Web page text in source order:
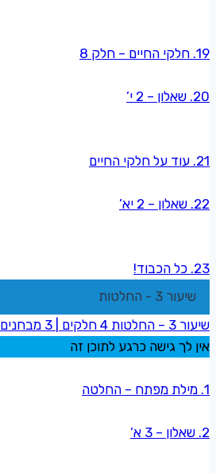
19. חלקי החיים – חלק 8
20. שאלון – 2 י’
21. עוד על חלקי החיים
22. שאלון – 2 יא’
23. כל הכבוד!
שיעור 3 - החלטות
שיעור 3 – החלטות
4 חלקים
3 מבחנים
אין לך גישה כרגע לתוכן זה
1. מילת מפתח – החלטה
2. שאלון – 3 א’